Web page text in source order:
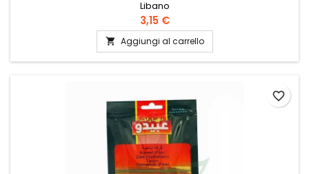
Libano
3,15 €
 Aggiungi al carrello
favorite_border